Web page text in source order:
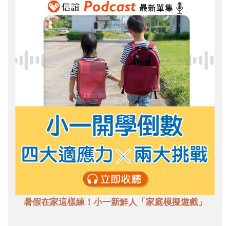
暑假在家這樣練！小一新鮮人「家庭模擬遊戲」